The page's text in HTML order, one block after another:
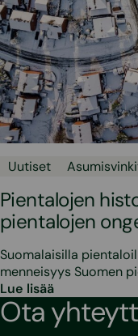
Uutiset
Pientalojen
pientalojen
Suomalaisilla
menneisyys Suomen
Lue lisää
Ota